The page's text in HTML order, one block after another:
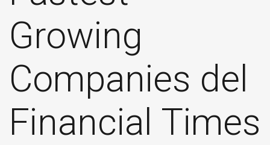
Growing
Companies del
Financial Times